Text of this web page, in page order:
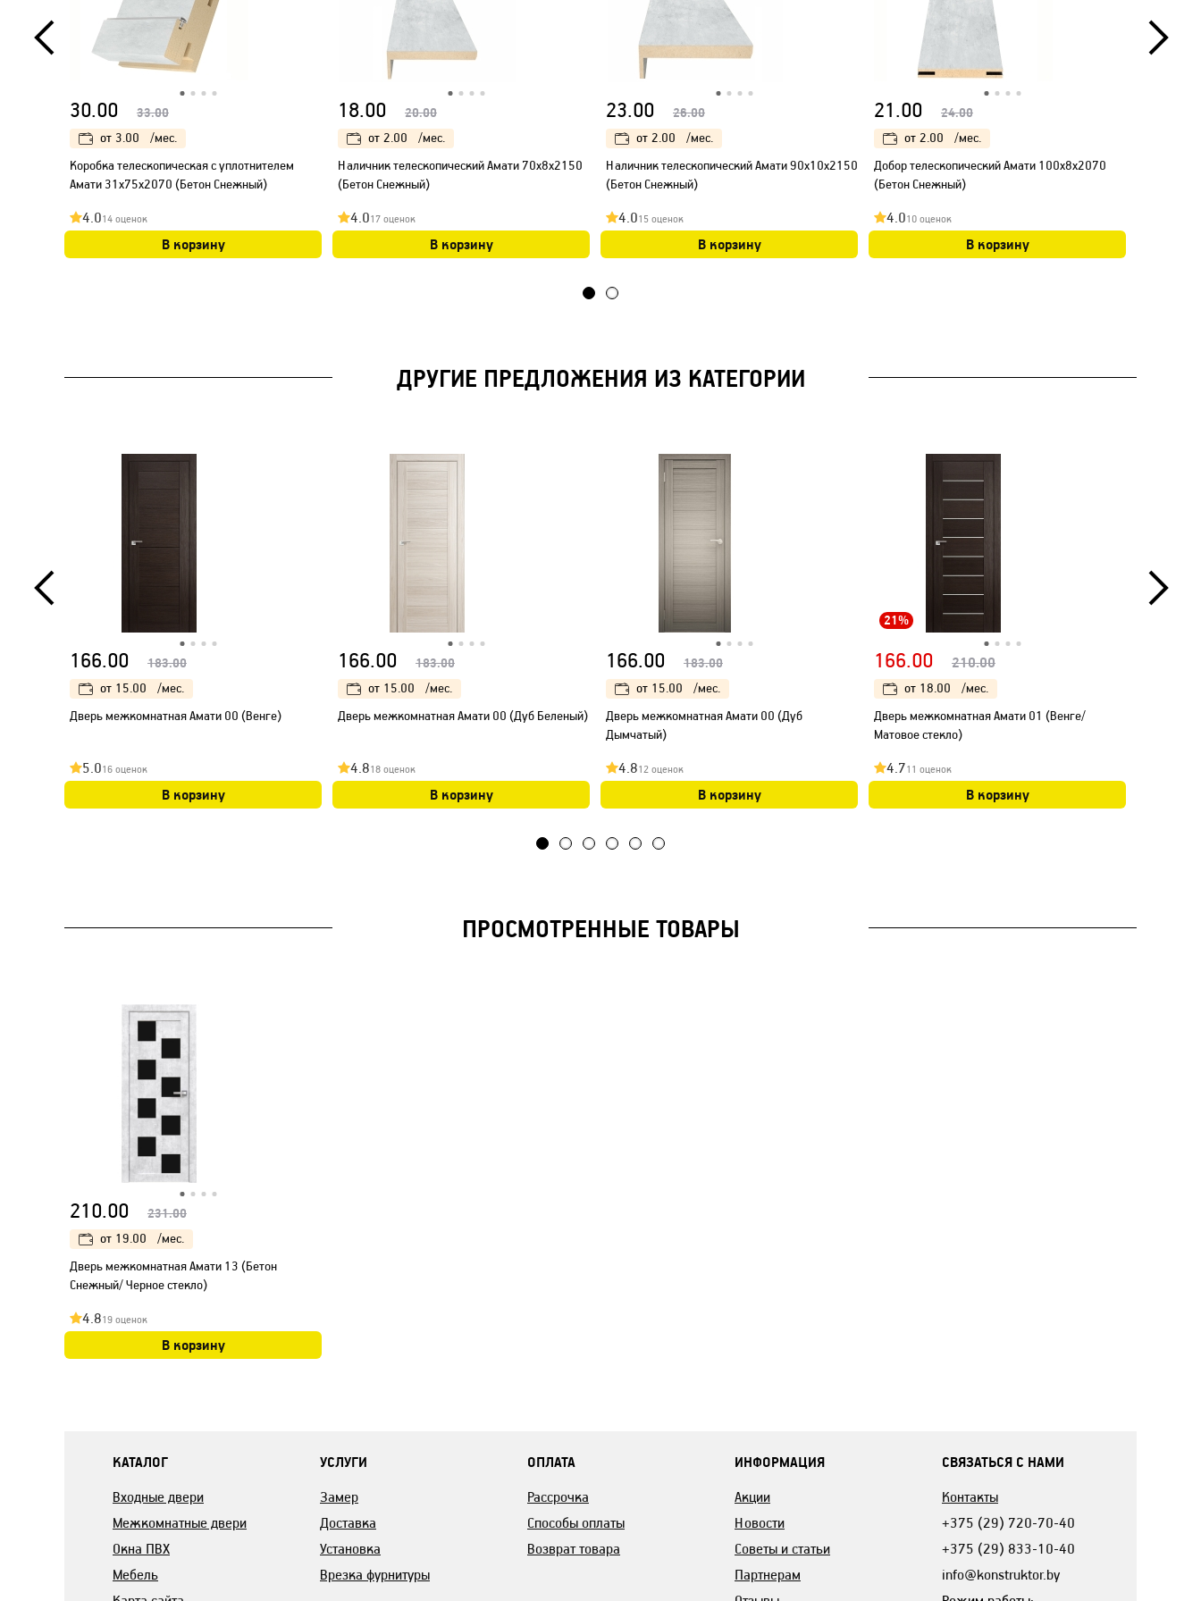
30.00 33.00
от 3.00
/мес.
Коробка телескопическая с уплотнителем
Амати 31х75х2070 (Бетон Снежный)
4.014 оценок
В корзину
18.00 20.00
от 2.00
/мес.
Наличник телескопический Амати 70х8х2150
(Бетон Снежный)
4.017 оценок
В корзину
23.00 26.00
от 2.00
/мес.
Наличник телескопический Амати 90х10х2150
(Бетон Снежный)
4.015 оценок
В корзину
21.00 24.00
от 2.00
/мес.
Добор телескопический Амати 100х8х2070
(Бетон Снежный)
4.010 оценок
В корзину
ДРУГИЕ ПРЕДЛОЖЕНИЯ ИЗ КАТЕГОРИИ
166.00 183.00
от 15.00
/мес.
Дверь межкомнатная Амати 00 (Венге)
5.016 оценок
В корзину
166.00 183.00
от 15.00
/мес.
Дверь межкомнатная Амати 00 (Дуб Беленый)
4.818 оценок
В корзину
166.00 183.00
от 15.00
/мес.
Дверь межкомнатная Амати 00 (Дуб
Дымчатый)
4.812 оценок
В корзину
21%
166.00 210.00
от 18.00
/мес.
Дверь межкомнатная Амати 01 (Венге/
Матовое стекло)
4.711 оценок
В корзину
ПРОСМОТРЕННЫЕ ТОВАРЫ
210.00 231.00
от 19.00
/мес.
Дверь межкомнатная Амати 13 (Бетон
Снежный/ Черное стекло)
4.819 оценок
В корзину
КАТАЛОГ
Входные двери
Межкомнатные двери
Окна ПВХ
Мебель
УСЛУГИ
Замер
Доставка
Установка
Врезка фурнитуры
ОПЛАТА
Рассрочка
Способы оплаты
Возврат товара
ИНФОРМАЦИЯ
Акции
Новости
Советы и статьи
Партнерам
СВЯЗАТЬСЯ С НАМИ
Контакты
+375 (29) 720-70-40
+375 (29) 833-10-40
info@konstruktor.by